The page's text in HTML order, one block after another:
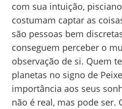
com sua intuição,
costumam captar as
são pessoas bem
conseguem perceber o
observação de si. Quem
planetas no signo de
importância aos seus
não é real, mas pode ser.